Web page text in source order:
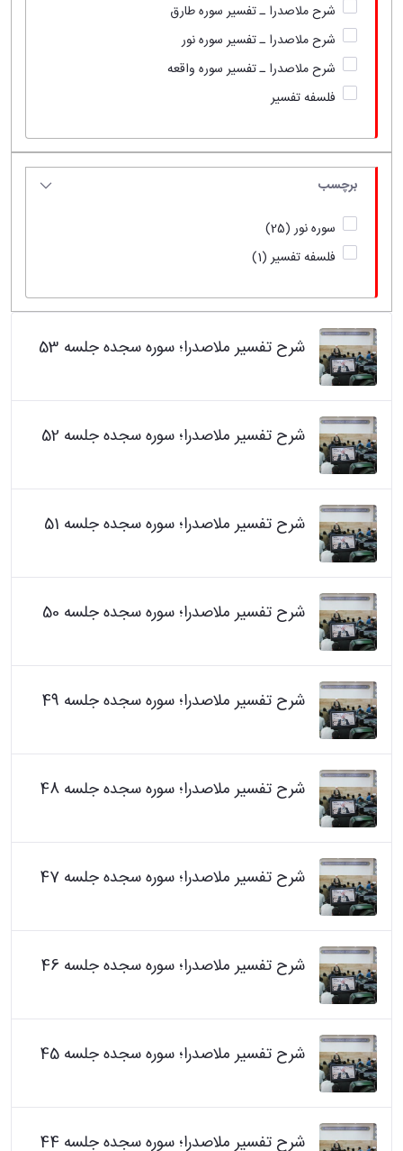
شرح ملاصدرا ـ تفسیر سوره طارق
شرح ملاصدرا ـ تفسیر سوره نور
شرح ملاصدرا ـ تفسیر سوره واقعه
فلسفه تفسیر
برچسب
سوره نور (25)
فلسفه تفسیر (1)
شرح تفسیر ملاصدرا؛ سوره سجده جلسه 53
شرح تفسیر ملاصدرا؛ سوره سجده جلسه 52
شرح تفسیر ملاصدرا؛ سوره سجده جلسه 51
شرح تفسیر ملاصدرا؛ سوره سجده جلسه 50
شرح تفسیر ملاصدرا؛ سوره سجده جلسه 49
شرح تفسیر ملاصدرا؛ سوره سجده جلسه 48
شرح تفسیر ملاصدرا؛ سوره سجده جلسه 47
شرح تفسیر ملاصدرا؛ سوره سجده جلسه 46
شرح تفسیر ملاصدرا؛ سوره سجده جلسه 45
شرح تفسیر ملاصدرا؛ سوره سجده جلسه 44